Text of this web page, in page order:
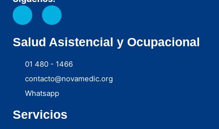
Salud Asistencial y Ocupacional
01 480 - 1466
contacto@novamedic.org
Whatsapp
Servicios